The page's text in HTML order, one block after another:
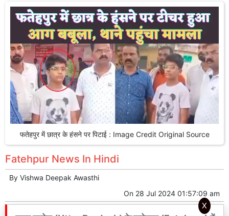
फतेहपुर में छात्र के हंसने पर पिटाई : Image Credit Original Source
Fatehpur News In Hindi
By Vishwa Deepak Awasthi
On 28 Jul 2024 01:57:09 am
X